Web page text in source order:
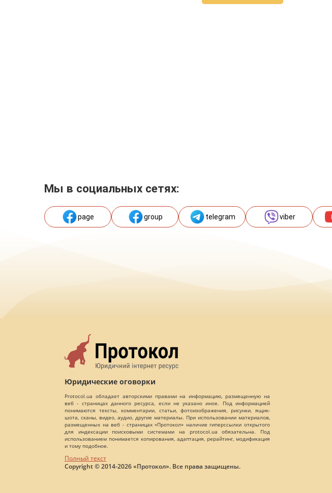
Мы в социальных сетях:
page group telegram viber
Юридические оговорки
Protocol.ua обладает авторскими правами на информацию, размещенную на
веб - страницах данного ресурса, если не указано иное. Под информацией
понимаются тексты, комментарии, статьи, фотоизображения, рисунки, ящик-
шота, сканы, видео, аудио, другие материалы. При использовании материалов,
размещенных на веб - страницах «Протокол» наличие гиперссылки открытого
для индексации поисковыми системами на protocol.ua обязательна. Под
использованием понимается копирования, адаптация, рерайтинг, модификация
и тому подобное.
Полный текст
Copyright © 2014-2026 «Протокол». Все права защищены.